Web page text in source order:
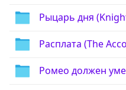
Рыцарь дня
Расплата (The
Ромео должен